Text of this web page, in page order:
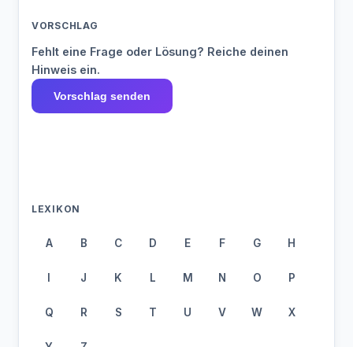
VORSCHLAG
Fehlt eine Frage oder Lösung? Reiche deinen
Hinweis ein.
Vorschlag senden
LEXIKON
A B C D E F G H
I J K L M N O P
Q R S T U V W X